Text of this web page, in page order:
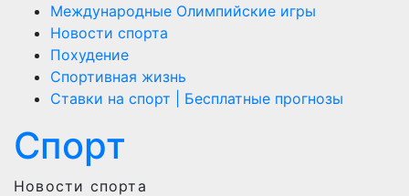
Международные Олимпийские игры
Новости спорта
Похудение
Спортивная жизнь
Ставки на спорт | Бесплатные прогнозы
Спорт
Новости спорта